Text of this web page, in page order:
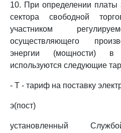
10. При определении платы
сектора свободной
участником
осуществляющего
энергии (мощности) в
используются следующие
- Т - тариф на поставку
э(пост)
установленный